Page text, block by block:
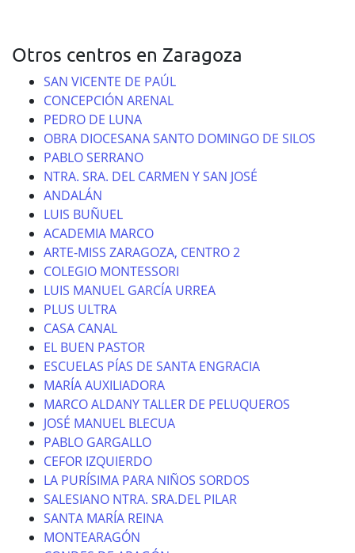
Otros centros en Zaragoza
SAN VICENTE DE PAÚL
CONCEPCIÓN ARENAL
PEDRO DE LUNA
OBRA DIOCESANA SANTO DOMINGO DE SILOS
PABLO SERRANO
NTRA. SRA. DEL CARMEN Y SAN JOSÉ
ANDALÁN
LUIS BUÑUEL
ACADEMIA MARCO
ARTE-MISS ZARAGOZA, CENTRO 2
COLEGIO MONTESSORI
LUIS MANUEL GARCÍA URREA
PLUS ULTRA
CASA CANAL
EL BUEN PASTOR
ESCUELAS PÍAS DE SANTA ENGRACIA
MARÍA AUXILIADORA
MARCO ALDANY TALLER DE PELUQUEROS
JOSÉ MANUEL BLECUA
PABLO GARGALLO
CEFOR IZQUIERDO
LA PURÍSIMA PARA NIÑOS SORDOS
SALESIANO NTRA. SRA.DEL PILAR
SANTA MARÍA REINA
MONTEARAGÓN